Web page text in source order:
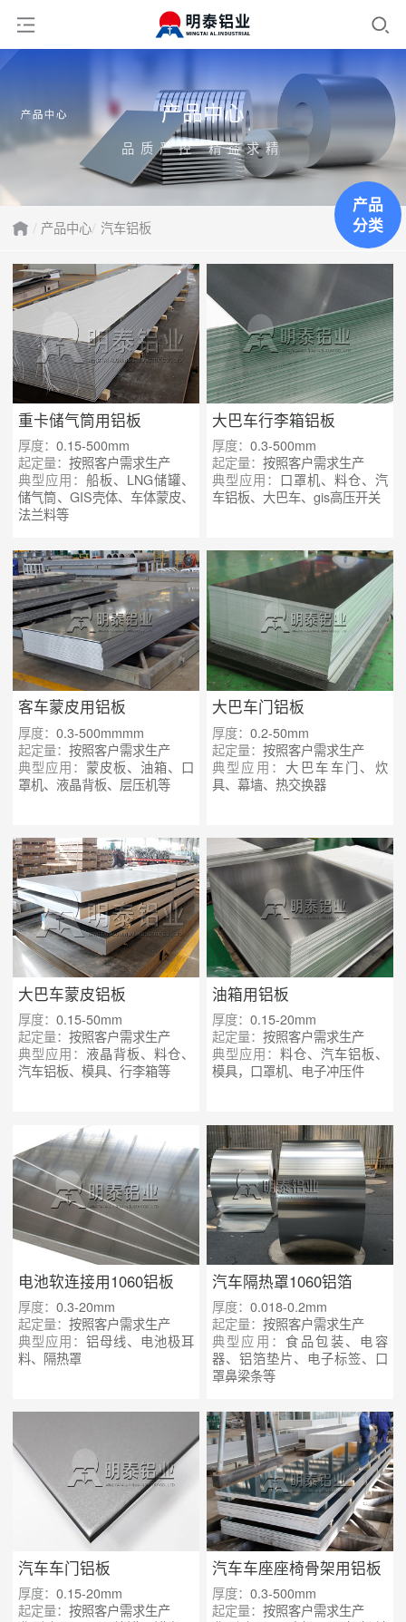
产品中心
品质严控 精益求精
产品中心 汽车铝板
产品
分类
重卡储气筒用铝板
厚度：0.15-500mm
起定量：按照客户需求生产
典型应用：船板、LNG储罐、
储气筒、GIS壳体、车体蒙皮、
法兰料等
大巴车行李箱铝板
厚度： 0.3-500mm
起定量： 按照客户需求生产
典型应用： 口罩机、料仓、汽
车铝板、大巴车、gis高压开关
客车蒙皮用铝板
厚度：0.3-500mmmm
起定量：按照客户需求生产
典型应用：蒙皮板、油箱、口
罩机、液晶背板、层压机等
大巴车门铝板
厚度： 0.2-50mm
起定量： 按照客户需求生产
典型应用： 大巴车车门、炊
具、幕墙、热交换器
大巴车蒙皮铝板
厚度：0.15-50mm
起定量：按照客户需求生产
典型应用：液晶背板、料仓、
汽车铝板、模具、行李箱等
油箱用铝板
厚度： 0.15-20mm
起定量： 按照客户需求生产
典型应用： 料仓、汽车铝板、
模具，口罩机、电子冲压件
电池软连接用1060铝板
厚度：0.3-20mm
起定量：按照客户需求生产
典型应用：铝母线、电池极耳
料、隔热罩
汽车隔热罩1060铝箔
厚度： 0.018-0.2mm
起定量： 按照客户需求生产
典型应用：食品包装、电容
器、铝箔垫片、电子标签、口
罩鼻梁条等
汽车车门铝板
厚度：0.15-20mm
起定量：按照客户需求生产
汽车车座座椅骨架用铝板
厚度： 0.3-500mm
起定量： 按照客户需求生产